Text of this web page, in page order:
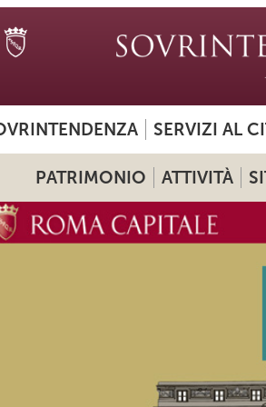
SERVIZI AL
PATRIMONIO ATTIVITÀ